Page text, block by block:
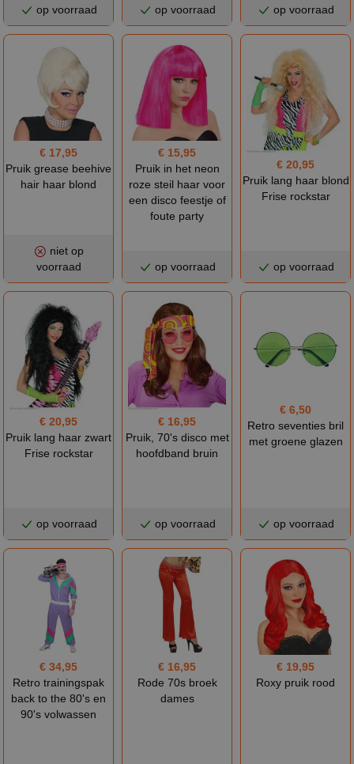
op voorraad op voorraad op voorraad
€ 17,95
Pruik grease beehive
hair haar blond
niet op
voorraad
€ 15,95
Pruik in het neon
roze steil haar voor
een disco feestje of
foute party
op voorraad
€ 20,95
Pruik lang haar blond
Frise rockstar
op voorraad
€ 20,95
Pruik lang haar zwart
Frise rockstar
op voorraad
€ 16,95
Pruik, 70's disco met
hoofdband bruin
op voorraad
€ 6,50
Retro seventies bril
met groene glazen
op voorraad
€ 34,95
Retro trainingspak
back to the 80's en
90's volwassen
€ 16,95
Rode 70s broek
dames
€ 19,95
Roxy pruik rood